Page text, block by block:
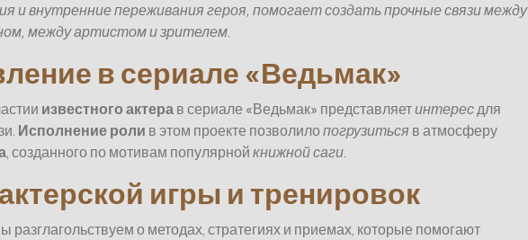
и внутренние переживания героя, помогает создать прочные связи между
между артистом и зрителем.
в сериале «Ведьмак»
известного актера в сериале «Ведьмак» представляетинтересдля
Исполнение роли в этом проекте позволилопогрузиться в атмосферу
, созданного по мотивам популярной книжной саги.
игры и тренировок
разглагольствуем о методах, стратегиях и приемах, которые помогают